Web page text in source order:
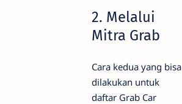
2. Melalui
Mitra Grab
Cara kedua yang bisa
dilakukan untuk
daftar Grab Car